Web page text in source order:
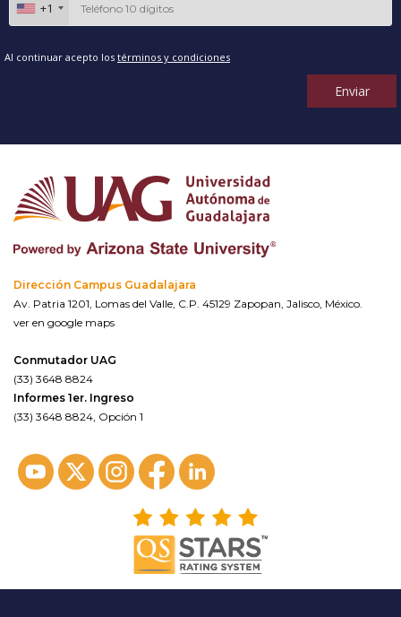
+1
Al continuar acepto los términos y condiciones
Enviar
Dirección Campus Guadalajara
Av. Patria 1201, Lomas del Valle, C.P. 45129 Zapopan, Jalisco, México.
ver en google maps
Conmutador UAG
(33) 3648 8824
Informes 1er. Ingreso
(33) 3648 8824, Opción 1